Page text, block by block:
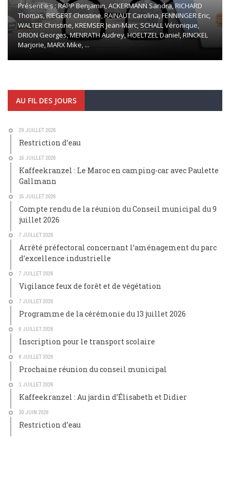
Présent·e·s : RAPP Benjamin, ACKERMANN Sandra, RICHARD
Thomas, RIEGERT Christine, RAINAUT Carolina, FENNINGER Eric,
WALTER Christine, KREMSER Jean-Marc, SCHALL Véronique,
DRION Georges, MENRATH Audrey, HOELTZEL Daniel, RINCKEL
Marjorie, MARX Mike, ...
AU FIL DES JOURS
29 JUILLET 2026
Restriction d’eau
16 JUILLET 2026
Kaffeekranzel : Le Maroc en camping-car avec Paulette
Gallmann
15 JUILLET 2026
Compte rendu de la réunion du Conseil municipal du 9
juillet 2026
7 JUILLET 2026
Arrêté préfectoral concernant l’aménagement du parc
d’excellence industrielle
7 JUILLET 2026
Vigilance feux de forêt et de végétation
7 JUILLET 2026
Programme de la cérémonie du 13 juillet 2026
6 JUILLET 2026
Inscription pour le transport scolaire
6 JUILLET 2026
Prochaine réunion du conseil municipal
1 JUILLET 2026
Kaffeekranzel : Au jardin d’Élisabeth et Didier
30 JUIN 2026
Restriction d’eau